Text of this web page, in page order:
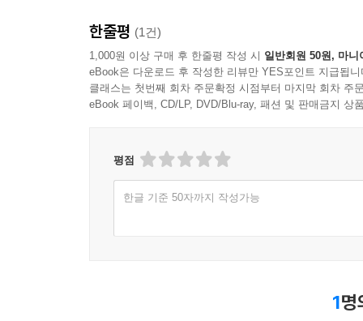
발견하는 활동을 더욱 잘 수행할 수 있다. 이것이
모형을 경험하도록 경계를 횡단하고 의미를 제작
5장. 지각: 제작소로 가는 문
문화 간에도 만들어진 별자리가 서로 비슷하다.
지각할 때는 여섯 가지 지각의 원리-1) 근접성,
지각 혹은 의미는 게슈탈트처럼 일어나며, 아하
사람의 초-물리적 세계는 다양한 인식이 교환
한줄평 (1건)
1,000원 이상 구매 후 한줄평 작성 시 일반회원 50원, 마니
eBook은 다운로드 후 작성한 리뷰만 YES포인트 지급됩니
클래스는 첫번째 회차 주문확정 시점부터 마지막 회차 주
eBook 페이백, CD/LP, DVD/Blu-ray, 패션 및 판매금지 상
평점
한글 기준 50자까지 작성가능
1명